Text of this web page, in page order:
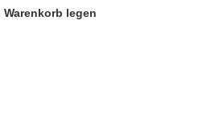
legen